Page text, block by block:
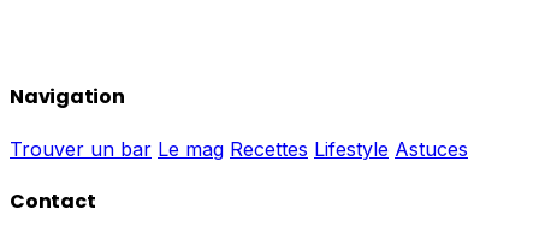
Navigation
Trouver un bar Le mag Recettes Lifestyle Astuces
Contact